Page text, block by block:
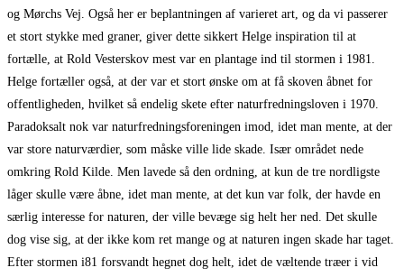
og Mørchs Vej. Også her er beplantningen af varieret art, og da vi passerer
et stort stykke med graner, giver dette sikkert Helge inspiration til at
fortælle, at Rold Vesterskov mest var en plantage ind til stormen i 1981.
Helge fortæller også, at der var et stort ønske om at få skoven åbnet for
offentligheden, hvilket så endelig skete efter naturfredningsloven i 1970.
Paradoksalt nok var naturfredningsforeningen imod, idet man mente, at der
var store naturværdier, som måske ville lide skade. Især området nede
omkring Rold Kilde. Men lavede så den ordning, at kun de tre nordligste
låger skulle være åbne, idet man mente, at det kun var folk, der havde en
særlig interesse for naturen, der ville bevæge sig helt her ned. Det skulle
dog vise sig, at der ikke kom ret mange og at naturen ingen skade har taget.
Efter stormen i81 forsvandt hegnet dog helt, idet de væltende træer i vid